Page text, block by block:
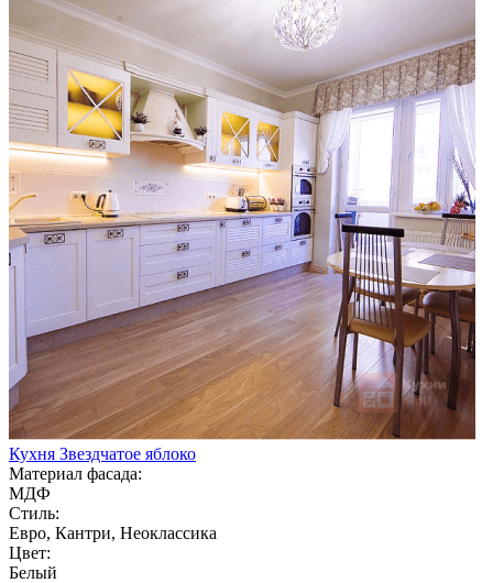
Кухня Звездчатое яблоко
Материал фасада:
МДФ
Стиль:
Евро, Кантри, Неоклассика
Цвет:
Белый